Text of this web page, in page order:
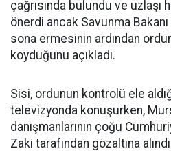
çağrısında bulundu ve uzlaşı
önerdi ancak Savunma
sona ermesinin ardından
koyduğunu açıkladı.
Sisi, ordunun kontrolü ele
televizyonda konuşurken,
danışmanlarının çoğu
Zaki tarafından gözaltına